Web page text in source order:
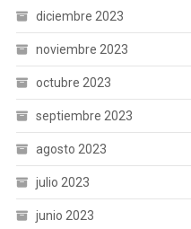
diciembre 2023
noviembre 2023
octubre 2023
septiembre 2023
agosto 2023
julio 2023
junio 2023